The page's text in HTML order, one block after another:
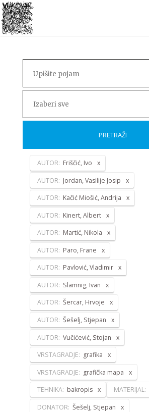
Izaberi sve
PRETRAŽI
AUTOR: Friščić, Ivo
AUTOR: Jordan, Vasilije Josip
AUTOR: Kačić Miošić, Andrija
AUTOR: Kinert, Albert
AUTOR: Martić, Nikola
AUTOR: Paro, Frane
AUTOR: Pavlović, Vladimir
AUTOR: Slamnig, Ivan
AUTOR: Šercar, Hrvoje
AUTOR: Šešelj, Stjepan
AUTOR: Vučićević, Stojan
VRSTAGRADJE: grafika
VRSTAGRADJE: grafička mapa
TEHNIKA: bakropis MATERIJAL:
DONATOR: Šešelj, Stjepan